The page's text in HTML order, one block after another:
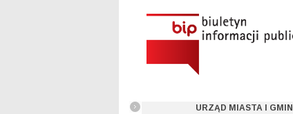
URZĄD MIASTA I